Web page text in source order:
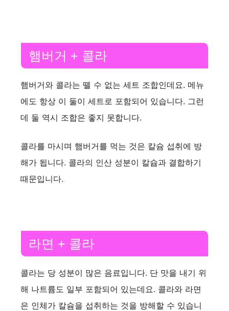
햄버거 + 콜라
햄버거와 콜라는 뗄 수 없는 세트 조합인데요. 메뉴
에도 항상 이 둘이 세트로 포함되어 있습니다. 그런
데 둘 역시 조합은 좋지 못합니다.
콜라를 마시며 햄버거를 먹는 것은 칼슘 섭취에 방
해가 됩니다. 콜라의 인산 성분이 칼슙과 결합하기
때문입니다.
라면 + 콜라
콜라는 당 성분이 많은 음료입니다. 단 맛을 내기 위
해 나트륨도 일부 포함되어 있는데요. 콜라와 라면
은 인체가 칼슘을 섭취하는 것을 방해할 수 있습니